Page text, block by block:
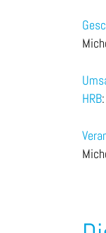
HRB